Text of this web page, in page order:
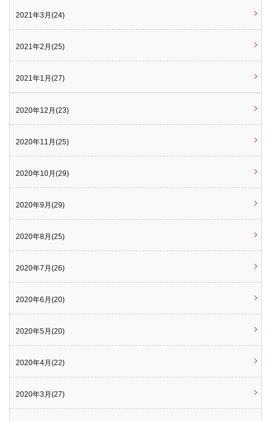
2021年3月(24)
2021年2月(25)
2021年1月(27)
2020年12月(23)
2020年11月(25)
2020年10月(29)
2020年9月(29)
2020年8月(25)
2020年7月(26)
2020年6月(20)
2020年5月(20)
2020年4月(22)
2020年3月(27)